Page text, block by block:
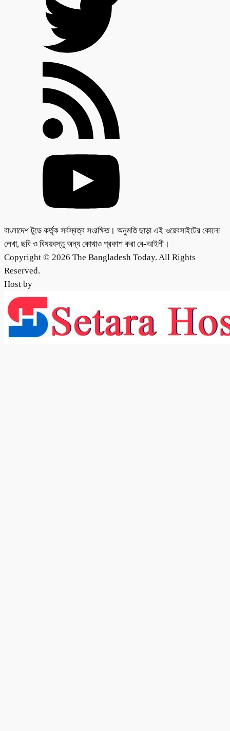
বাংলাদেশ টুডে কর্তৃক সর্বস্বত্ব সংরক্ষিত। অনুমতি ছাড়া এই ওয়েবসাইটের কোনো
লেখা, ছবি ও বিষয়বস্তু অন্য কোথাও প্রকাশ করা বে-আইনী।
Copyright © 2026 The Bangladesh Today. All Rights
Reserved.
Host by